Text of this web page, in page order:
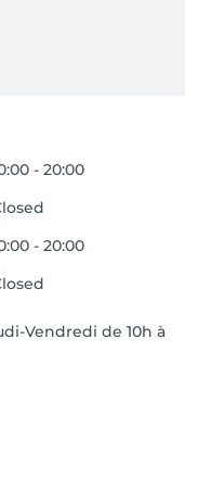
- 20:00
- 20:00
Vendredi de 10h à